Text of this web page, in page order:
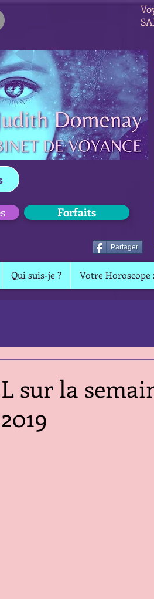
Forfaits
Partager
Qui suis-je ? Votre Horoscope
sur la